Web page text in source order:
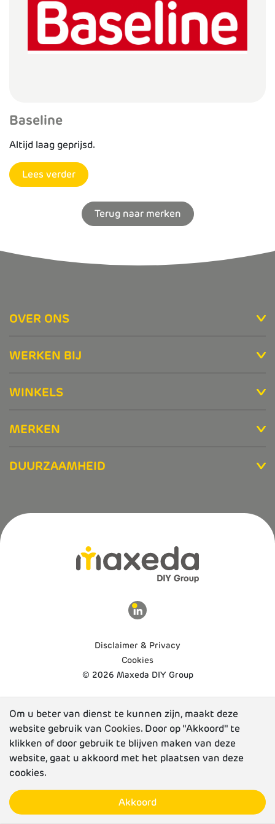
Baseline
Altijd laag geprijsd.
Lees verder
Terug naar merken
OVER ONS
WERKEN BIJ
WINKELS
MERKEN
DUURZAAMHEID
Disclaimer & Privacy
Cookies
© 2026 Maxeda DIY Group
Om u beter van dienst te kunnen zijn, maakt deze
website gebruik van Cookies. Door op "Akkoord" te
klikken of door gebruik te blijven maken van deze
website, gaat u akkoord met het plaatsen van deze
cookies.
Akkoord